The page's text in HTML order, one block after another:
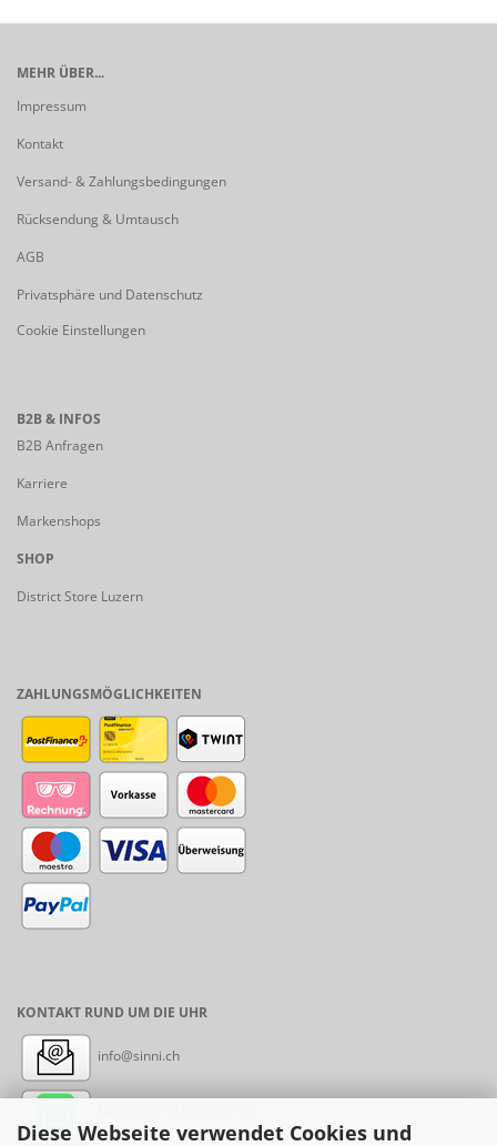
Diese Webseite verwendet Cookies und
MEHR ÜBER...
Impressum
Kontakt
Versand- & Zahlungsbedingungen
Rücksendung & Umtausch
AGB
Privatsphäre und Datenschutz
Cookie Einstellungen
B2B & INFOS
B2B Anfragen
Karriere
Markenshops
SHOP
District Store Luzern
ZAHLUNGSMÖGLICHKEITEN
KONTAKT RUND UM DIE UHR
info@sinni.ch